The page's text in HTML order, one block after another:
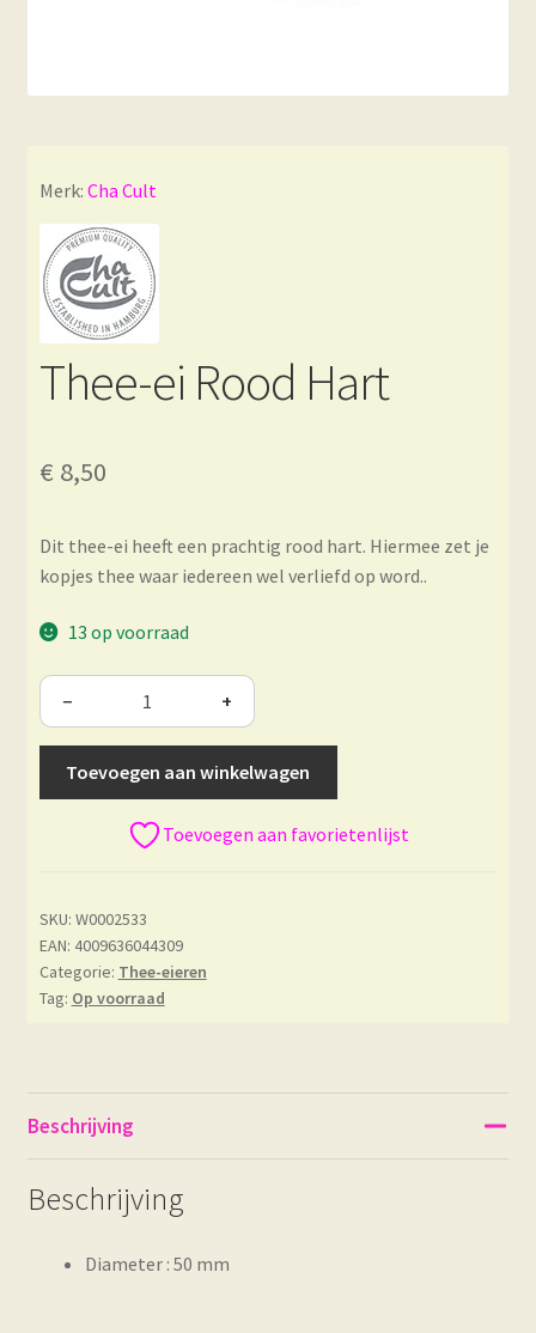
Merk: Cha Cult
Thee-ei Rood Hart
€ 8,50
Dit thee-ei heeft een prachtig rood hart. Hiermee zet je
kopjes thee waar iedereen wel verliefd op word..
13 op voorraad
− +
Toevoegen aan winkelwagen
Toevoegen aan favorietenlijst
SKU: W0002533
EAN: 4009636044309
Categorie: Thee-eieren
Tag: Op voorraad
Beschrijving
Beschrijving
Diameter : 50 mm